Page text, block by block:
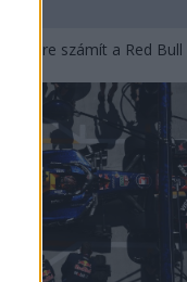
ütemre számít a Red Bull